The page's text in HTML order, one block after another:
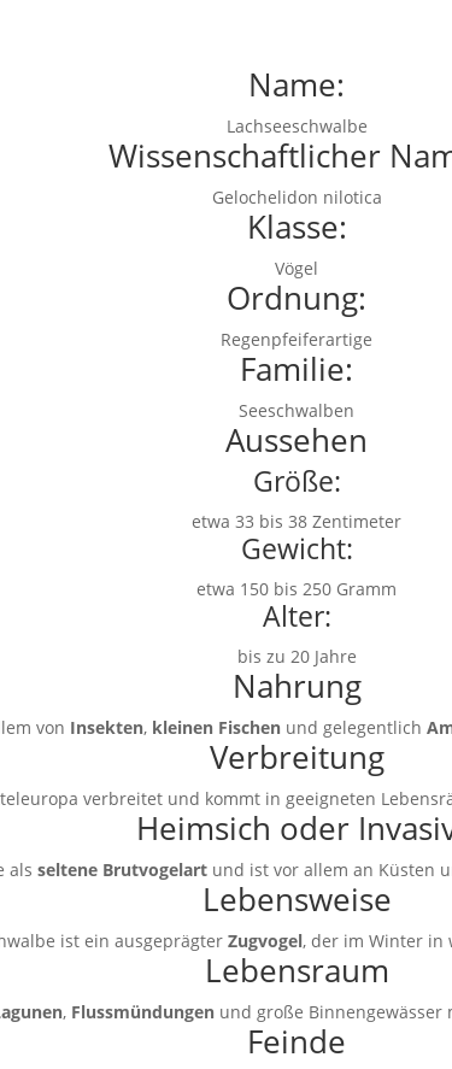
Name:
Lachseeschwalbe
Wissenschaftlicher
Gelochelidon nilotica
Klasse:
Vögel
Ordnung:
Regenpfeiferartige
Familie:
Seeschwalben
Aussehen
Größe:
etwa 33 bis 38 Zentimeter
Gewicht:
etwa 150 bis 250 Gramm
Alter:
bis zu 20 Jahre
Nahrung
von Insekten, kleinen Fischenund gelegentlich
Verbreitung
verbreitet und kommt in geeigneten
Heimsich oder
als seltene Brutvogelartund ist vor allem an Küsten
Lebensweise
ist ein ausgeprägter Zugvogel, der im Winter in
Lebensraum
, Flussmündungenund große Binnengewässer
Feinde